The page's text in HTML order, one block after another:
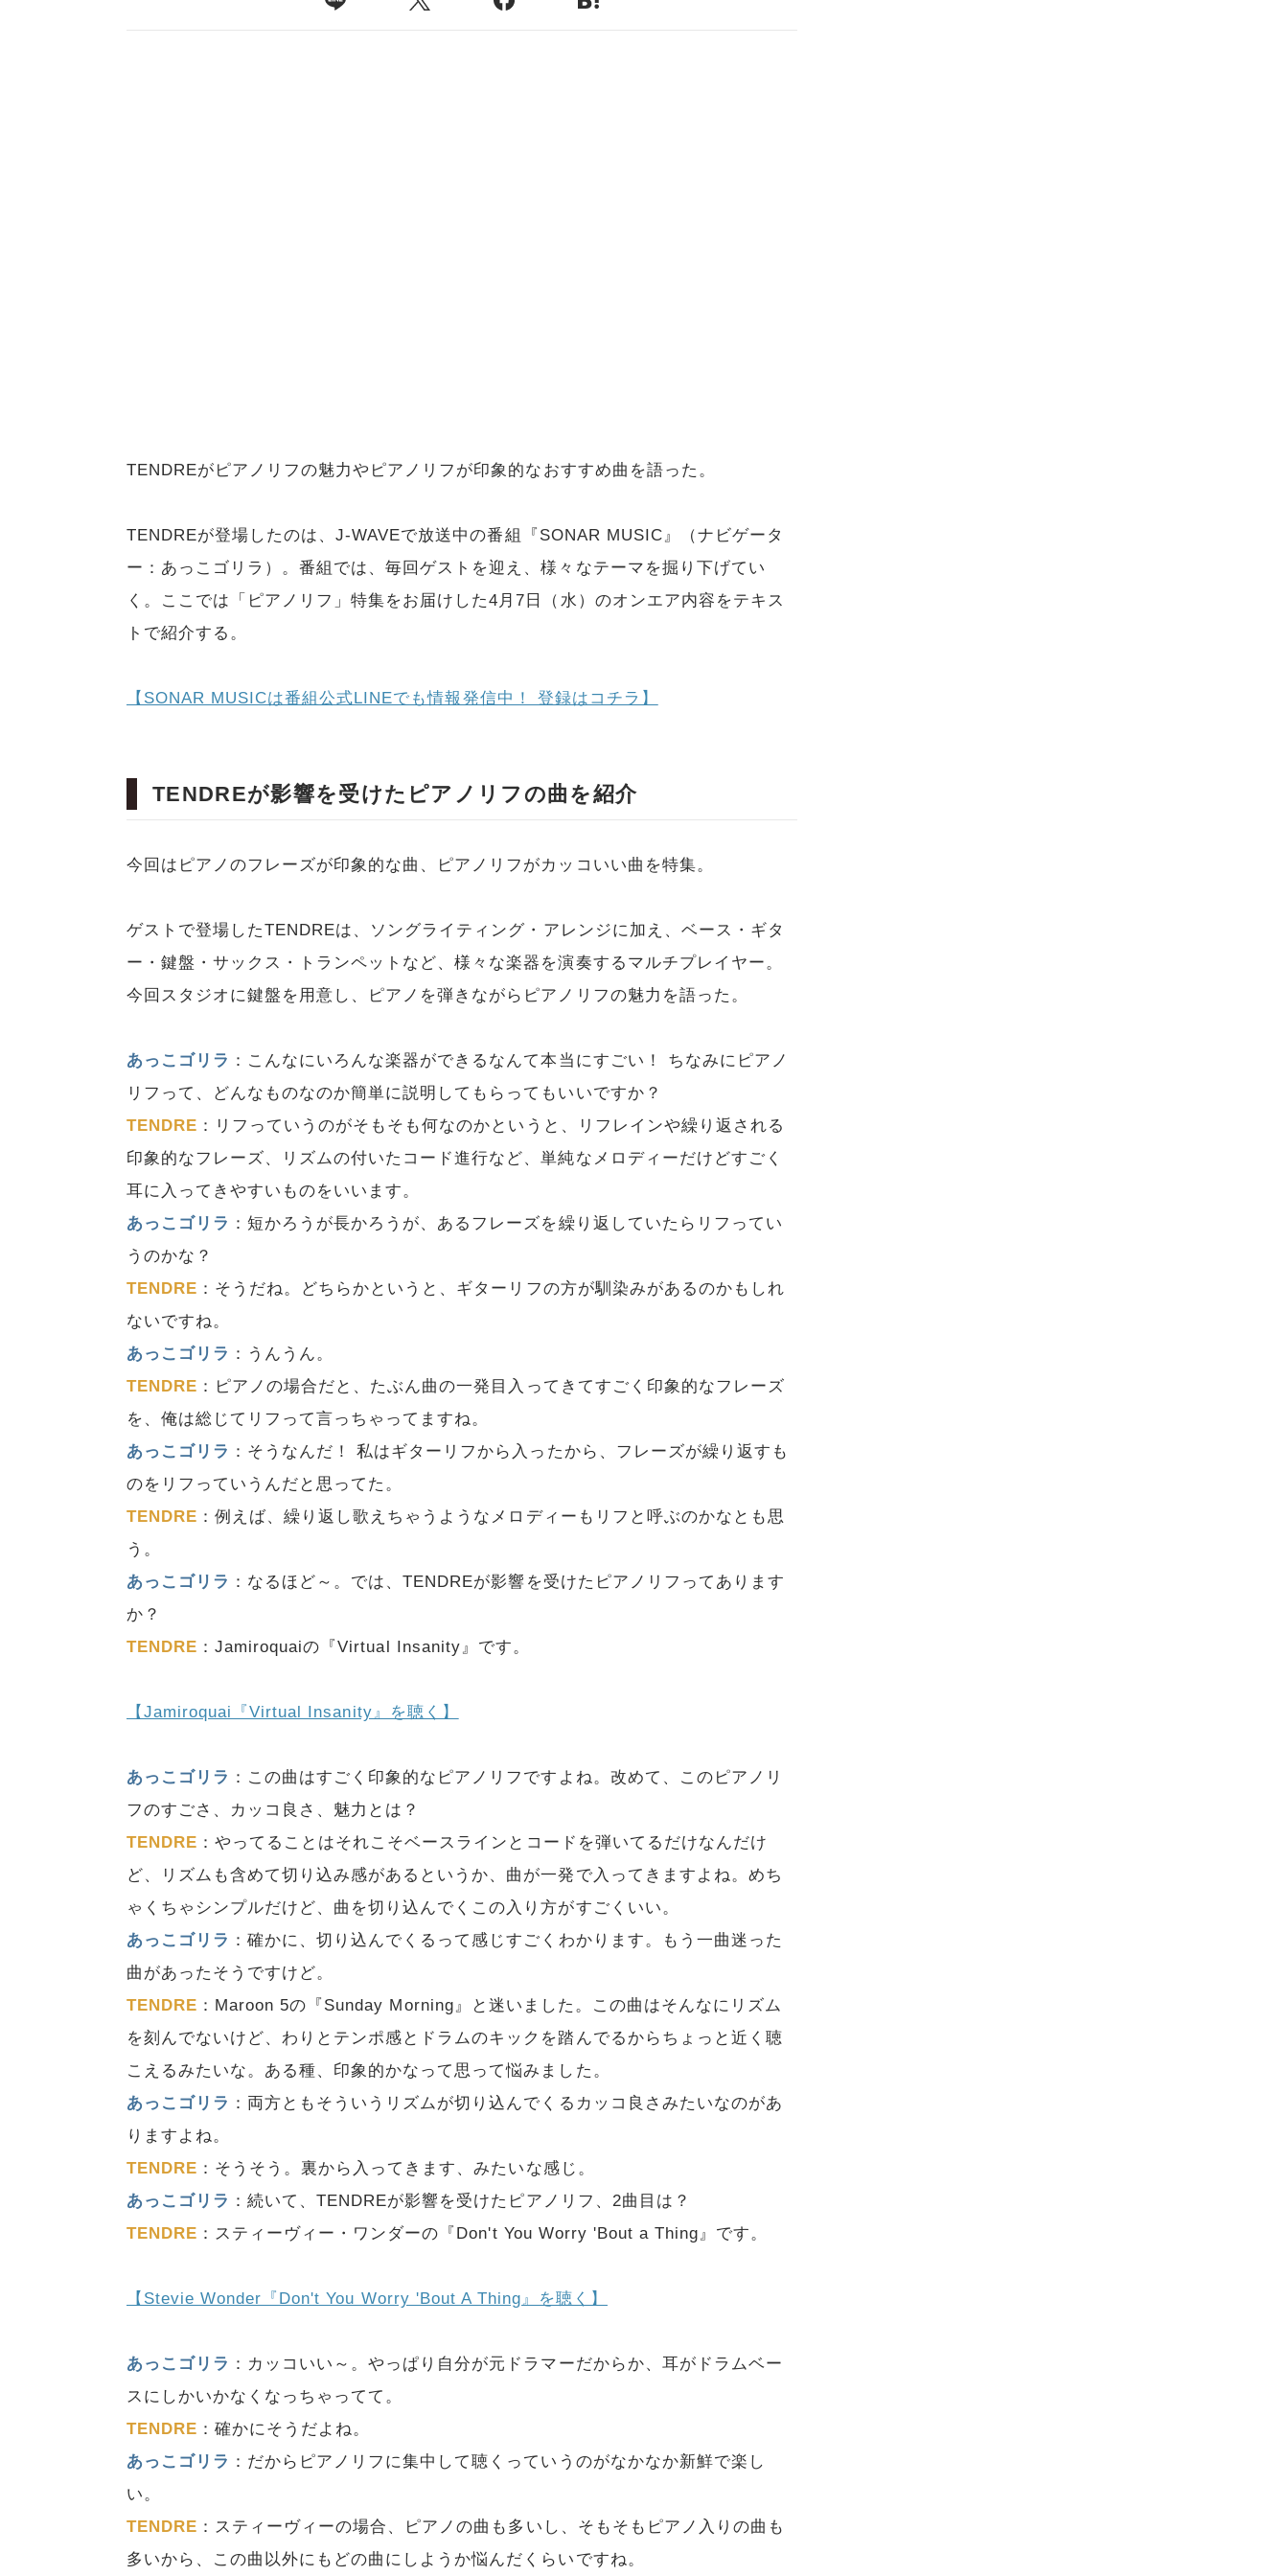
TENDREがピアノリフの魅力やピアノリフが印象的なおすすめ曲を語った。
TENDREが登場したのは、J-WAVEで放送中の番組『SONAR MUSIC』（ナビゲータ
ー：あっこゴリラ）。番組では、毎回ゲストを迎え、様々なテーマを掘り下げてい
く。ここでは「ピアノリフ」特集をお届けした4月7日（水）のオンエア内容をテキス
トで紹介する。
【SONAR MUSICは番組公式LINEでも情報発信中！ 登録はコチラ】
TENDREが影響を受けたピアノリフの曲を紹介
今回はピアノのフレーズが印象的な曲、ピアノリフがカッコいい曲を特集。
ゲストで登場したTENDREは、ソングライティング・アレンジに加え、ベース・ギタ
ー・鍵盤・サックス・トランペットなど、様々な楽器を演奏するマルチプレイヤー。
今回スタジオに鍵盤を用意し、ピアノを弾きながらピアノリフの魅力を語った。
あっこゴリラ ：こんなにいろんな楽器ができるなんて本当にすごい！ ちなみにピアノ
リフって、どんなものなのか簡単に説明してもらってもいいですか？
TENDRE ：リフっていうのがそもそも何なのかというと、リフレインや繰り返される
印象的なフレーズ、リズムの付いたコード進行など、単純なメロディーだけどすごく
耳に入ってきやすいものをいいます。
あっこゴリラ ：短かろうが長かろうが、あるフレーズを繰り返していたらリフってい
うのかな？
TENDRE ：そうだね。どちらかというと、ギターリフの方が馴染みがあるのかもしれ
ないですね。
あっこゴリラ ：うんうん。
TENDRE ：ピアノの場合だと、たぶん曲の一発目入ってきてすごく印象的なフレーズ
を、俺は総じてリフって言っちゃってますね。
あっこゴリラ ：そうなんだ！ 私はギターリフから入ったから、フレーズが繰り返すも
のをリフっていうんだと思ってた。
TENDRE ：例えば、繰り返し歌えちゃうようなメロディーもリフと呼ぶのかなとも思
う。
あっこゴリラ ：なるほど～。では、TENDREが影響を受けたピアノリフってあります
か？
TENDRE ：Jamiroquaiの『Virtual Insanity』です。
【Jamiroquai『Virtual Insanity』を聴く】
あっこゴリラ ：この曲はすごく印象的なピアノリフですよね。改めて、このピアノリ
フのすごさ、カッコ良さ、魅力とは？
TENDRE ：やってることはそれこそベースラインとコードを弾いてるだけなんだけ
ど、リズムも含めて切り込み感があるというか、曲が一発で入ってきますよね。めち
ゃくちゃシンプルだけど、曲を切り込んでくこの入り方がすごくいい。
あっこゴリラ ：確かに、切り込んでくるって感じすごくわかります。もう一曲迷った
曲があったそうですけど。
TENDRE ：Maroon 5の『Sunday Morning』と迷いました。この曲はそんなにリズム
を刻んでないけど、わりとテンポ感とドラムのキックを踏んでるからちょっと近く聴
こえるみたいな。ある種、印象的かなって思って悩みました。
あっこゴリラ ：両方ともそういうリズムが切り込んでくるカッコ良さみたいなのがあ
りますよね。
TENDRE ：そうそう。裏から入ってきます、みたいな感じ。
あっこゴリラ ：続いて、TENDREが影響を受けたピアノリフ、2曲目は？
TENDRE ：スティーヴィー・ワンダーの『Don't You Worry 'Bout a Thing』です。
【Stevie Wonder『Don't You Worry 'Bout A Thing』を聴く】
あっこゴリラ ：カッコいい～。やっぱり自分が元ドラマーだからか、耳がドラムベー
スにしかいかなくなっちゃってて。
TENDRE ：確かにそうだよね。
あっこゴリラ ：だからピアノリフに集中して聴くっていうのがなかなか新鮮で楽し
い。
TENDRE ：スティーヴィーの場合、ピアノの曲も多いし、そもそもピアノ入りの曲も
多いから、この曲以外にもどの曲にしようか悩んだくらいですね。